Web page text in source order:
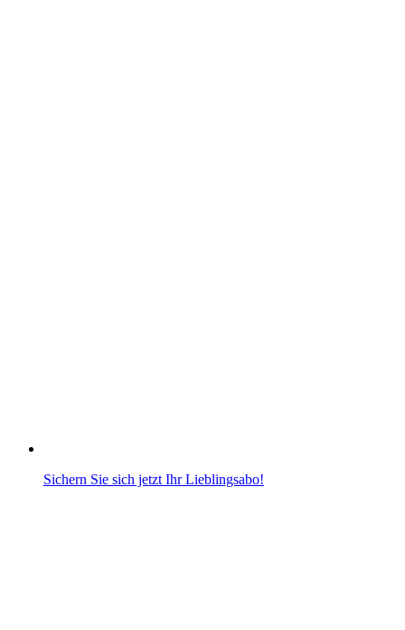
Sichern Sie sich jetzt Ihr Lieblingsabo!